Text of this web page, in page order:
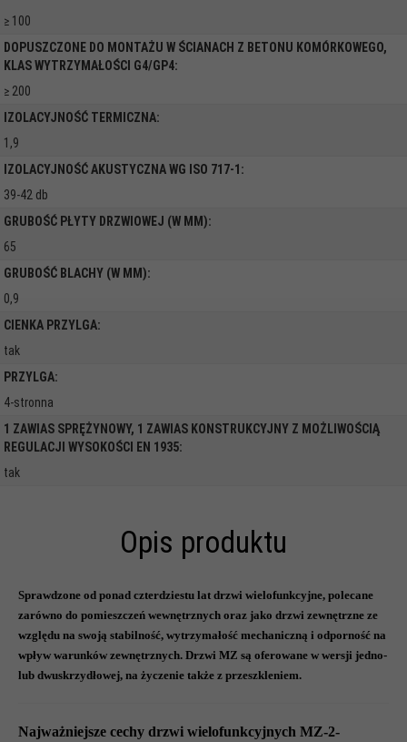
Opis produktu
Sprawdzone od ponad czterdziestu lat drzwi wielofunkcyjne, polecane
zarówno do pomieszczeń wewnętrznych oraz jako drzwi zewnętrzne ze
względu na swoją stabilność, wytrzymałość mechaniczną i odporność na
wpływ warunków zewnętrznych. Drzwi MZ są oferowane w wersji jedno-
lub dwuskrzydłowej, na życzenie także z przeszkleniem.
Najważniejsze cechy drzwi wielofunkcyjnych MZ-2-
≥ 100
DOPUSZCZONE DO MONTAŻU W ŚCIANACH Z BETONU KOMÓRKOWEGO,
KLAS WYTRZYMAŁOŚCI G4/GP4:
≥ 200
IZOLACYJNOŚĆ TERMICZNA:
1,9
IZOLACYJNOŚĆ AKUSTYCZNA WG ISO 717-1:
39-42 db
GRUBOŚĆ PŁYTY DRZWIOWEJ (W MM):
65
GRUBOŚĆ BLACHY (W MM):
0,9
CIENKA PRZYLGA:
tak
PRZYLGA:
4-stronna
1 ZAWIAS SPRĘŻYNOWY, 1 ZAWIAS KONSTRUKCYJNY Z MOŻLIWOŚCIĄ
REGULACJI WYSOKOŚCI EN 1935:
tak